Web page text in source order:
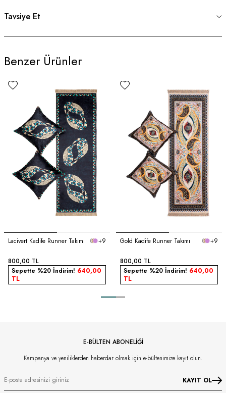
Tavsiye Et
Benzer Ürünler
Lacivert Kadife Runner Takımı +9
800,00 TL
Sepette %20 İndirim! 640,00
TL
Gold Kadife Runner Takımı +9
800,00 TL
Sepette %20 İndirim! 640,00
TL
E-BÜLTEN ABONELİĞİ
Kampanya ve yeniliklerden haberdar olmak için e-bültenimize kayıt olun.
KAYIT OL